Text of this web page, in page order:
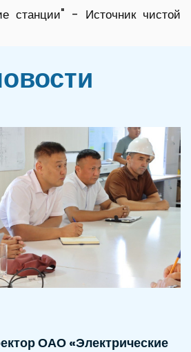
станции" - Источник чистой
ОАО «Электрические